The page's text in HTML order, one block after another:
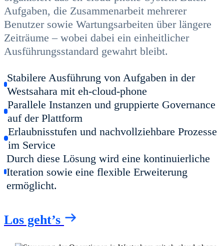
Aufgaben, die Zusammenarbeit mehrerer
Benutzer sowie Wartungsarbeiten über längere
Zeiträume – wobei dabei ein einheitlicher
Ausführungsstandard gewahrt bleibt.
Stabilere Ausführung von Aufgaben in der
Westsahara mit eh-cloud-phone
Parallele Instanzen und gruppierte Governance
auf der Plattform
Erlaubnisstufen und nachvollziehbare Prozesse
im Service
Durch diese Lösung wird eine kontinuierliche
Iteration sowie eine flexible Erweiterung
ermöglicht.
Los geht’s